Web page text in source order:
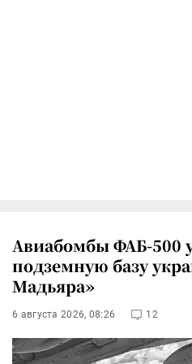
Авиабомбы ФАБ-500
подземную базу
Мадьяра»
6 августа 2026, 08:26 12